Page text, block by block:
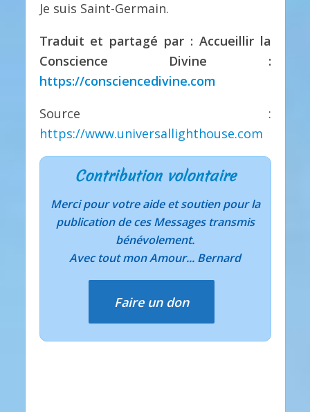
Je suis Saint-Germain.
Traduit et partagé par : Accueillir la
Conscience Divine :
https://consciencedivine.com
Source :
https://www.universallighthouse.com
Contribution volontaire
Merci pour votre aide et soutien pour la
publication de ces Messages transmis
bénévolement.
Avec tout mon Amour... Bernard
Faire un don